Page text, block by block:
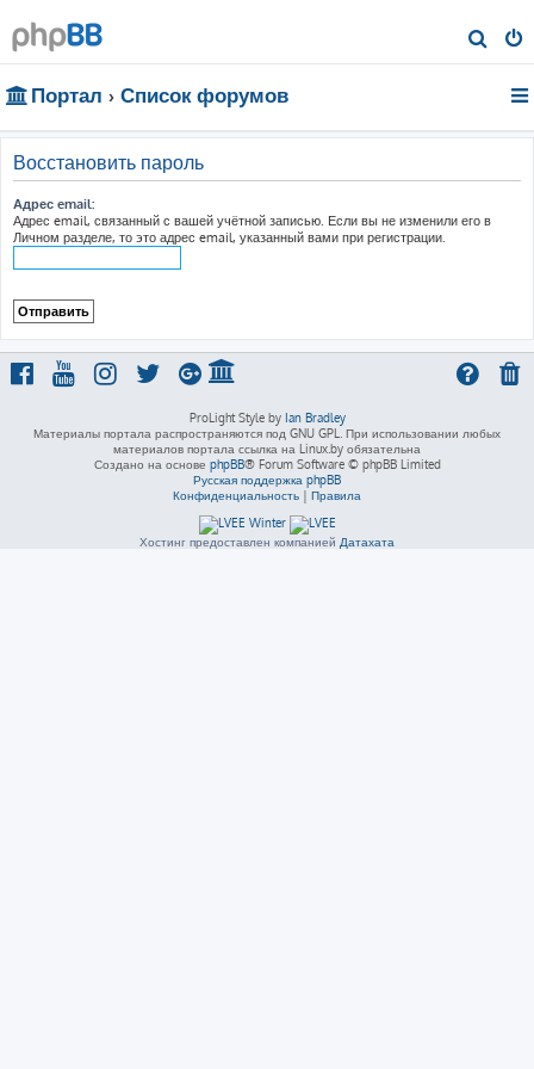
о
Портал Список форумов
Восстановить пароль
Адрес email:
Адрес email, связанный с вашей учётной записью. Если вы не изменили его в
Личном разделе, то это адрес email, указанный вами при регистрации.
ProLight Style by Ian Bradley
Материалы портала распространяются под GNU GPL. При использовании любых
материалов портала ссылка на Linux.by обязательна
Создано на основе phpBB® Forum Software © phpBB Limited
Русская поддержка phpBB
Конфиденциальность | Правила
Хостинг предоставлен компанией Датахата